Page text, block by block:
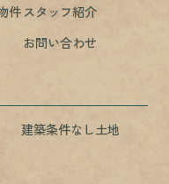
件スタッフ紹介
お問い合わせ
建築条件なし土地